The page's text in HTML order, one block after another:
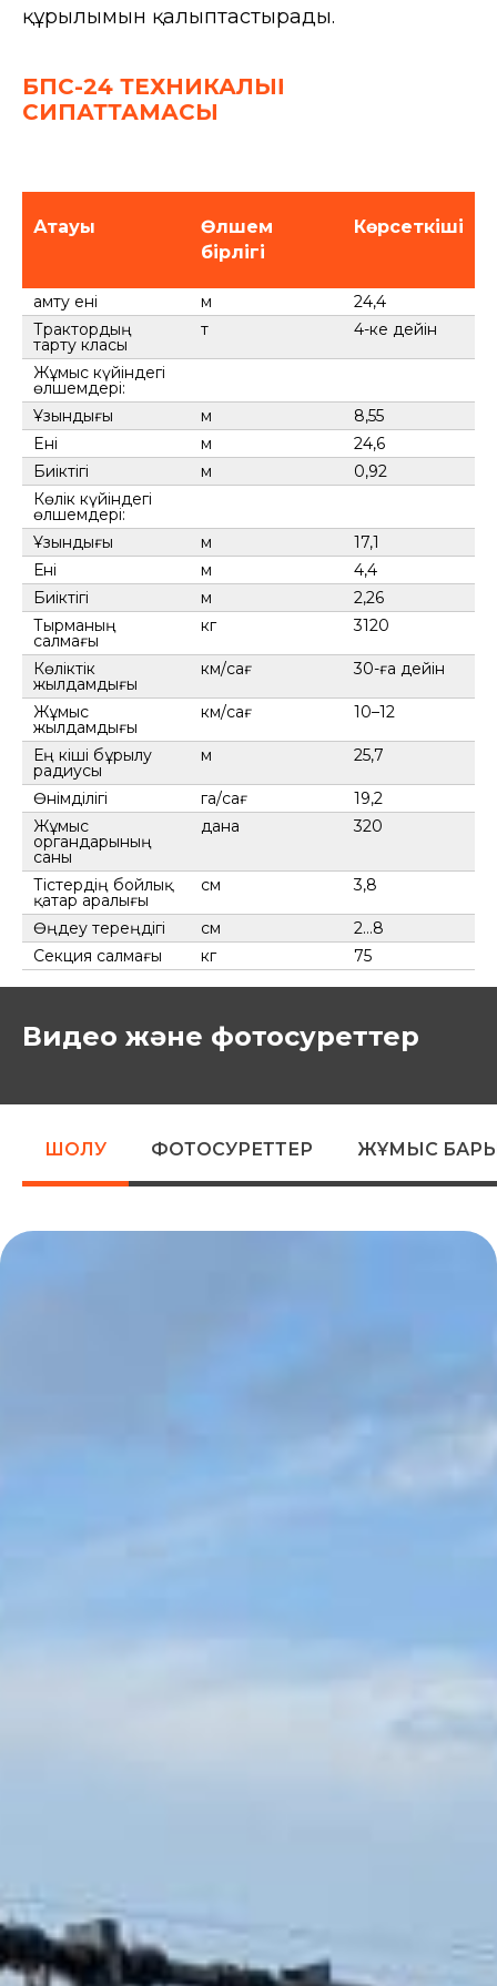
құрылымын қалыптастырады.
БПС-24 ТЕХНИКАЛЫҚ
СИПАТТАМАСЫ
Атауы
Өлшем
бірлігі
Көрсеткіші
Қамту ені м
24,4
Трактордың
тарту класы
т 4-ке дейін
Жұмыс күйіндегі
өлшемдері:
Ұзындығы
м
8,55
Eні
м
24,6
Биіктігі
м
0,92
Көлік күйіндегі
өлшемдері:
Ұзындығы
м
17,1
Ені
м
4,4
Биіктігі
м
2,26
Тырманың
салмағы
кг 3120
Көліктік
жылдамдығы
км/сағ 30-ға дейін
Жұмыс
жылдамдығы
км/сағ 10–12
Ең кіші бұрылу
радиусы
м 25,7
Өнімділігі га/сағ
19,2
Жұмыс
органдарының
саны
дана 320
Тістердің бойлық
қатар аралығы
см 3,8
Өңдеу тереңдігі см
2…8
Секция салмағы
кг 75
Видео және фотосуреттер
ШОЛУ ФОТОСУРЕТТЕР ЖҰМЫС